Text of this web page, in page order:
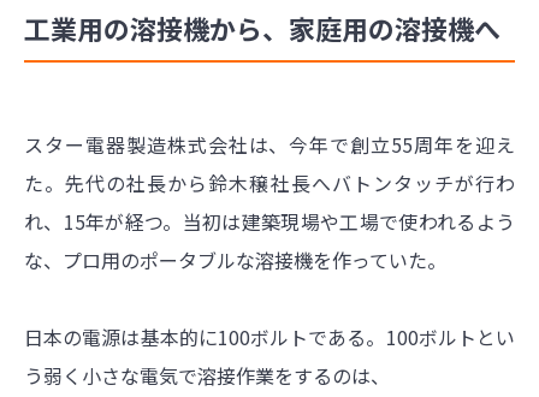
工業用の溶接機から、家庭用の溶接機へ
スター電器製造株式会社は、今年で創立55周年を迎え
た。先代の社長から鈴木穣社長へバトンタッチが行わ
れ、15年が経つ。当初は建築現場や工場で使われるよう
な、プロ用のポータブルな溶接機を作っていた。
日本の電源は基本的に100ボルトである。100ボルトとい
う弱く小さな電気で溶接作業をするのは、